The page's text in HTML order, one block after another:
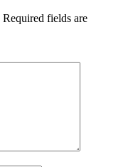
Required fields are